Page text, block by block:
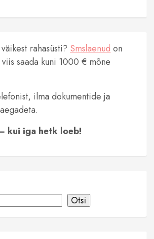
rahasüsti? Smslaenudon
saada kuni 1000 € mõne
ilma dokumentide ja
kui iga hetk loeb!
Otsi